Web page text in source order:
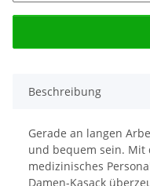
Beschreibung
Gerade an langen
und bequem sein. Mit
medizinisches
Damen-Kasack